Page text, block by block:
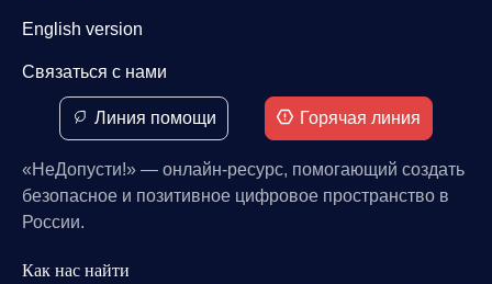
English version
Связаться с нами
Линия помощи Горячая линия
«НеДопусти!» — онлайн-ресурс, помогающий создать
безопасное и позитивное цифровое пространство в
России.
Как нас найти